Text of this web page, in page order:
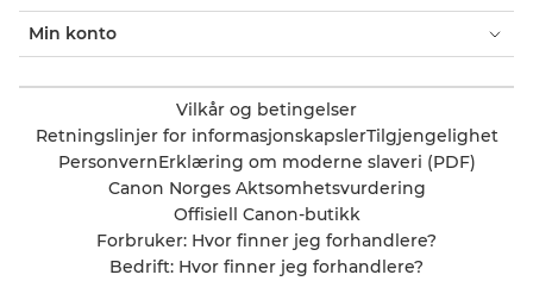
Min konto
Vilkår og betingelser
Retningslinjer for informasjonskapslerTilgjengelighet
PersonvernErklæring om moderne slaveri (PDF)
Canon Norges Aktsomhetsvurdering
Offisiell Canon-butikk
Forbruker: Hvor finner jeg forhandlere?
Bedrift: Hvor finner jeg forhandlere?